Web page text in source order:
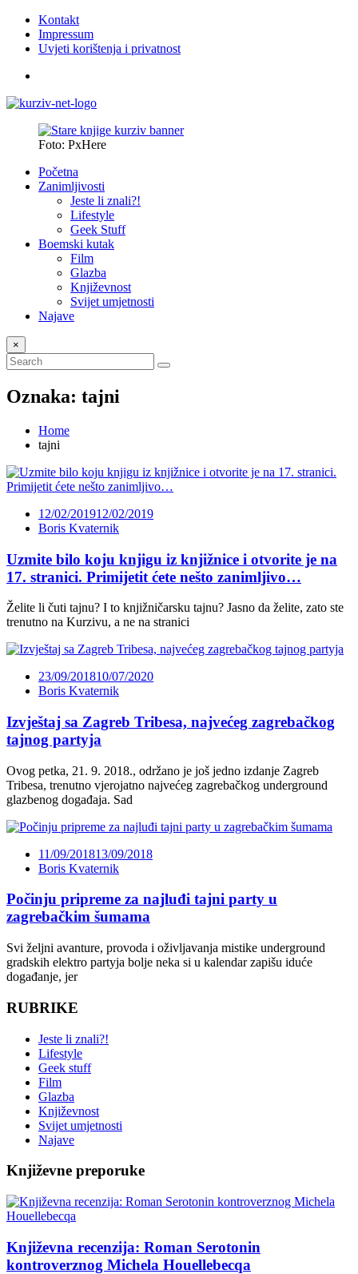
Kontakt
Impressum
Uvjeti korištenja i privatnost
Foto: PxHere
Početna
Zanimljivosti
Jeste li znali?!
Lifestyle
Geek Stuff
Boemski kutak
Film
Glazba
Književnost
Svijet umjetnosti
Najave
×
Oznaka: tajni
Home
tajni
12/02/201912/02/2019
Boris Kvaternik
Uzmite bilo koju knjigu iz knjižnice i otvorite je na
17. stranici. Primijetit ćete nešto zanimljivo…
Želite li čuti tajnu? I to knjižničarsku tajnu? Jasno da želite, zato ste
trenutno na Kurzivu, a ne na stranici
23/09/201810/07/2020
Boris Kvaternik
Izvještaj sa Zagreb Tribesa, najvećeg zagrebačkog
tajnog partyja
Ovog petka, 21. 9. 2018., održano je još jedno izdanje Zagreb
Tribesa, trenutno vjerojatno najvećeg zagrebačkog underground
glazbenog događaja. Sad
11/09/201813/09/2018
Boris Kvaternik
Počinju pripreme za najluđi tajni party u
zagrebačkim šumama
Svi željni avanture, provoda i oživljavanja mistike underground
gradskih elektro partyja bolje neka si u kalendar zapišu iduće
događanje, jer
RUBRIKE
Jeste li znali?!
Lifestyle
Geek stuff
Film
Glazba
Književnost
Svijet umjetnosti
Najave
Književne preporuke
Književna recenzija: Roman Serotonin
kontroverznog Michela Houellebecqa